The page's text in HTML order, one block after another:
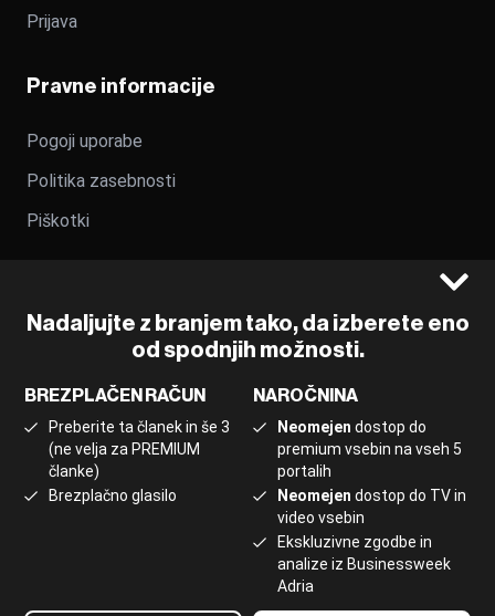
Nadaljujte z branjem tako, da izberete eno
od spodnjih možnosti.
BREZPLAČEN RAČUN
Preberite ta članek in še 3
(ne velja za PREMIUM
članke)
Brezplačno glasilo
NAROČNINA
Neomejen dostop do
premium vsebin na vseh 5
portalih
Neomejen dostop do TV in
video vsebin
Ekskluzivne zgodbe in
analize iz Businessweek
Adria
Prijava
Pravne informacije
Pogoji uporabe
Politika zasebnosti
Piškotki
Prijavite se in bodite na tekočem z najnovejšimi
analizami, izobraževanji in dogodki na platformi.
Prijavite se
©2022 - 2026 Bloomberg L.P. All Rights Reserved. BLOOMBERG
and the BLOOMBERG logo are registered trademarks and
service marks of Bloomberg Finance L.P. or its subsidiaries,
displayed with permission